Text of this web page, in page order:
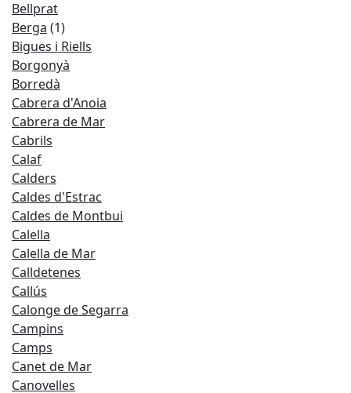
Bellprat
Berga (1)
Bigues i Riells
Borgonyà
Borredà
Cabrera d'Anoia
Cabrera de Mar
Cabrils
Calaf
Calders
Caldes d'Estrac
Caldes de Montbui
Calella
Calella de Mar
Calldetenes
Callús
Calonge de Segarra
Campins
Camps
Canet de Mar
Canovelles